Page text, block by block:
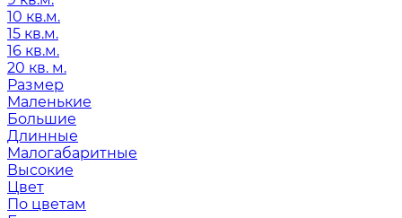
10 кв.м.
15 кв.м.
16 кв.м.
20 кв. м.
Размер
Маленькие
Большие
Длинные
Малогабаритные
Высокие
Цвет
По цветам